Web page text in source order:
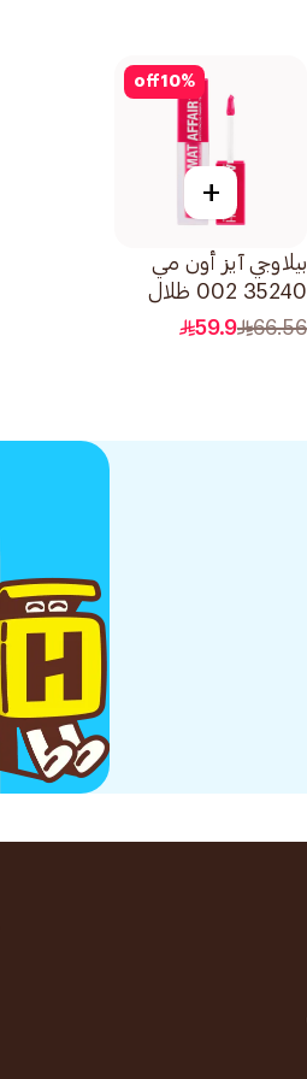
10%
off
+
بيلاوجي آيز أون مي
35240 002 ظلال
عيون سائل 1قطعة
66.56
59.9